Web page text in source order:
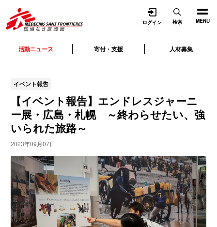
MENU
活動ニュース 寄付・支援 人材募集
ログイン 検索
イベント報告
【イベント報告】エンドレスジャーニ
ー展・広島・札幌 ～終わらせたい、強
いられた旅路～
2023年09月07日